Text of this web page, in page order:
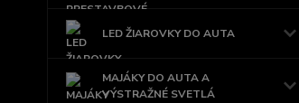
LED ŽIAROVKY DO AUTA
MAJÁKY DO AUTA A
VÝSTRAŽNÉ SVETLÁ